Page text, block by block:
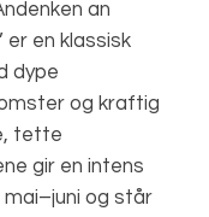
an
er en klassisk
dype
og kraftig
tette
gir en intens
mai–juni og står